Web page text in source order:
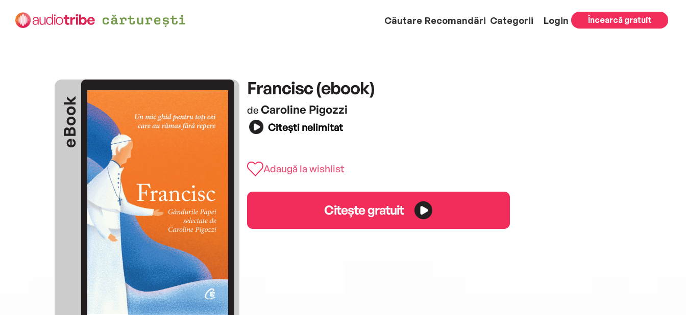
Căutare Recomandări Categorii Login Încearcă gratuit
eBook
Francisc (ebook)
de Caroline Pigozzi
Citești nelimitat
Adaugă la wishlist
Citește gratuit